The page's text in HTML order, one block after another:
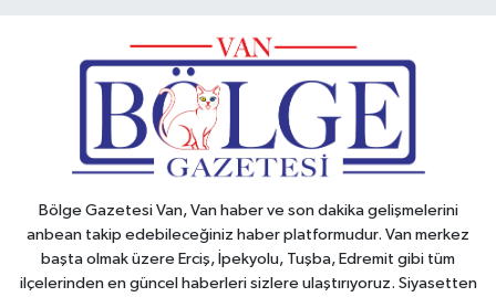
Bölge Gazetesi Van, Van haber ve son dakika gelişmelerini
anbean takip edebileceğiniz haber platformudur. Van merkez
başta olmak üzere Erciş, İpekyolu, Tuşba, Edremit gibi tüm
ilçelerinden en güncel haberleri sizlere ulaştırıyoruz. Siyasetten